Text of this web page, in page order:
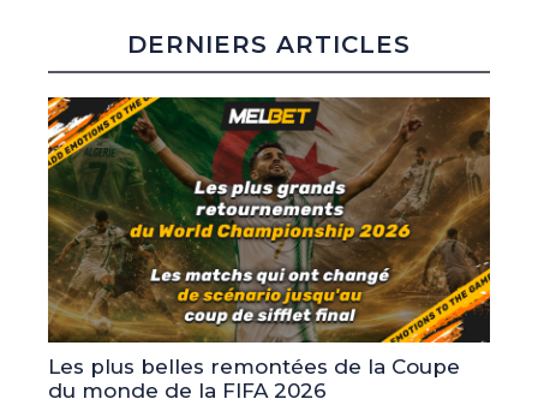
DERNIERS ARTICLES
Les plus belles remontées de la Coupe
du monde de la FIFA 2026